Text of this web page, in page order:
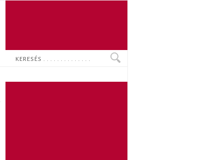
Keresés